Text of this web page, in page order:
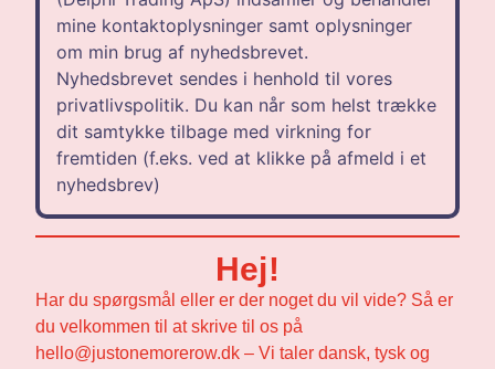
mine kontaktoplysninger samt oplysninger
om min brug af nyhedsbrevet.
Nyhedsbrevet sendes i henhold til vores
privatlivspolitik. Du kan når som helst trække
dit samtykke tilbage med virkning for
fremtiden (f.eks. ved at klikke på afmeld i et
nyhedsbrev)
Hej!
Har du spørgsmål eller er der noget du vil vide? Så er
du velkommen til at skrive til os på
hello@justonemorerow.dk – Vi taler dansk, tysk og